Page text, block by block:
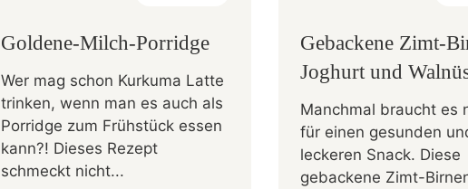
Goldene-Milch-Porridge
Wer mag schon Kurkuma Latte
trinken, wenn man es auch als
Porridge zum Frühstück essen
kann?! Dieses Rezept
schmeckt nicht...
Gebackene Zimt-
Joghurt und
Manchmal braucht es
für einen gesunden
leckeren Snack. Diese
gebackene Zimt-